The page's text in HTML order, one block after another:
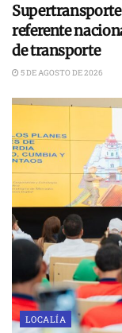
referente
de transporte
5 DE AGOSTO DE 2026
LOCALÍA